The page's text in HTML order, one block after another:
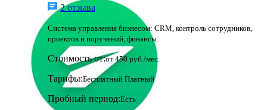
2 отзыва
Система управления бизнесом: CRM, контроль сотрудников,
проектов и поручений, финансы.
Стоимость от:от 450 руб./мес.
Тарифы:Бесплатный Платный
Пробный период:Есть